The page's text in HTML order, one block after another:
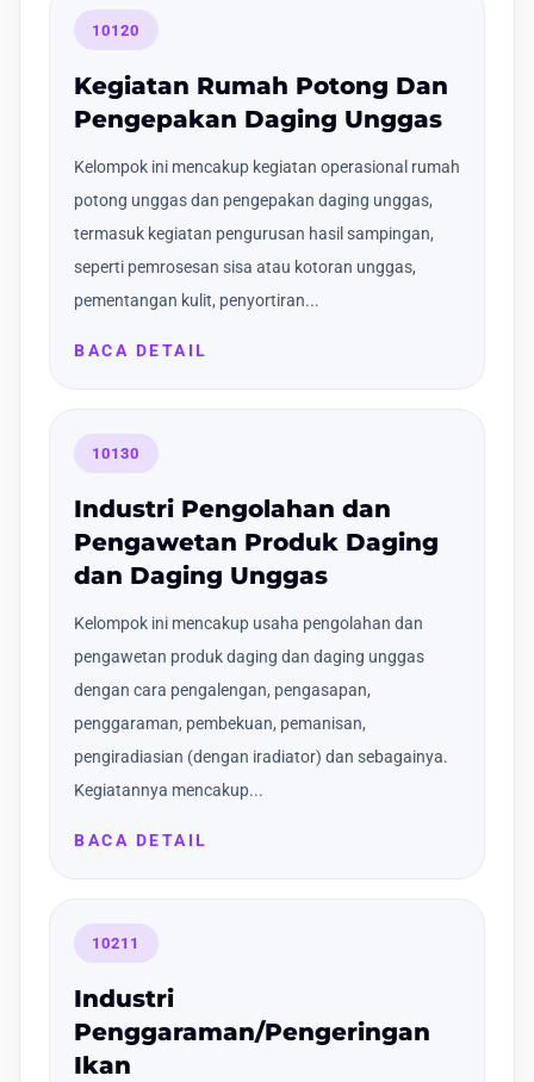
10120
Kegiatan Rumah Potong Dan
Pengepakan Daging Unggas
Kelompok ini mencakup kegiatan operasional rumah
potong unggas dan pengepakan daging unggas,
termasuk kegiatan pengurusan hasil sampingan,
seperti pemrosesan sisa atau kotoran unggas,
pementangan kulit, penyortiran...
BACA DETAIL
10130
Industri Pengolahan dan
Pengawetan Produk Daging
dan Daging Unggas
Kelompok ini mencakup usaha pengolahan dan
pengawetan produk daging dan daging unggas
dengan cara pengalengan, pengasapan,
penggaraman, pembekuan, pemanisan,
pengiradiasian (dengan iradiator) dan sebagainya.
Kegiatannya mencakup...
BACA DETAIL
10211
Industri
Penggaraman/Pengeringan
Ikan